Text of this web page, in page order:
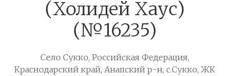
(Холидей Хаус)
(№16235)
Село Сукко, Российская Федерация,
Краснодарский край, Анапский р-н, с.Сукко, ЖК